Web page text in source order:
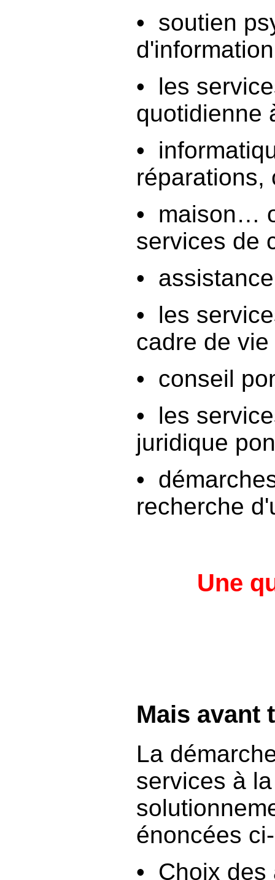
• soutien
• les
quotidienne
•
réparations,
• maison…
services de
•
• les
cadre de
• conseil
• les
juridique
•
recherche
Une
Mais
La
services à
énoncées
• Choix des